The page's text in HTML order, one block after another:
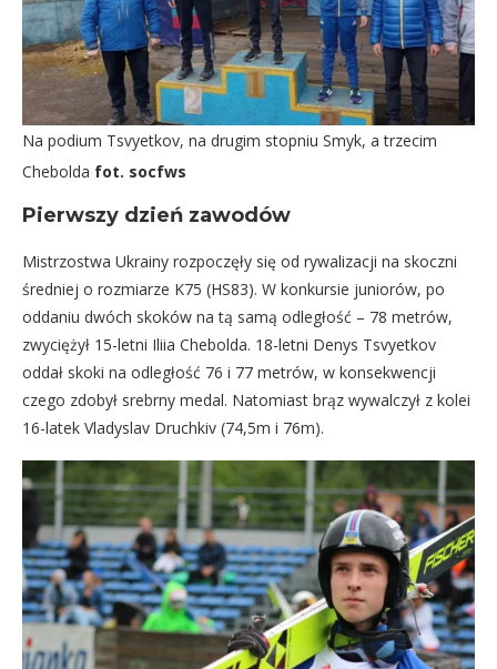
Na podium Tsvyetkov, na drugim stopniu Smyk, a trzecim
Chebolda fot. socfws
Pierwszy dzień zawodów
Mistrzostwa Ukrainy rozpoczęły się od rywalizacji na skoczni
średniej o rozmiarze K75 (HS83). W konkursie juniorów, po
oddaniu dwóch skoków na tą samą odległość – 78 metrów,
zwyciężył 15-letni Iliia Chebolda. 18-letni Denys Tsvyetkov
oddał skoki na odległość 76 i 77 metrów, w konsekwencji
czego zdobył srebrny medal. Natomiast brąz wywalczył z kolei
16-latek Vladyslav Druchkiv (74,5m i 76m).